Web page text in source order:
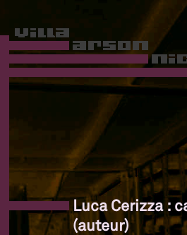
Luca Cerizza :
(auteur)